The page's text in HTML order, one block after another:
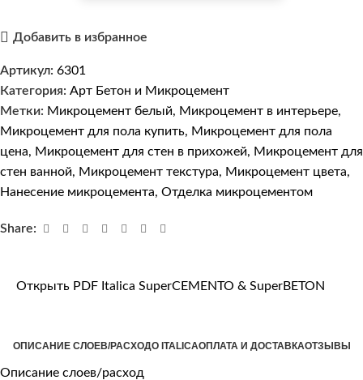
Добавить в избранное
Артикул: 6301
Категория: Арт Бетон и Микроцемент
Метки: Микроцемент белый, Микроцемент в интерьере,
Микроцемент для пола купить, Микроцемент для пола
цена, Микроцемент для стен в прихожей, Микроцемент для
стен ванной, Микроцемент текстура, Микроцемент цвета,
Нанесение микроцемента, Отделка микроцементом
Share:
Открыть PDF Italica SuperCEMENTO & SuperBETON
ОПИСАНИЕ СЛОЕВ/РАСХОДО ITALICAОПЛАТА И ДОСТАВКАОТЗЫВЫ
Описание слоев/расход